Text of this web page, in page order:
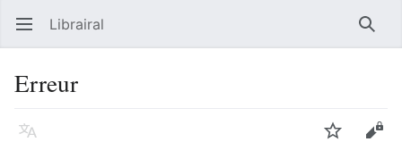
Ouvrir le menu principal Librairal
Erreur